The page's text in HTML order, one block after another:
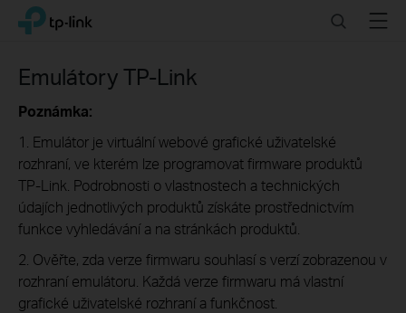
Click
navigation
TP-Link, Reliably Smart SearchMenu
Emulátory TP-Link
Poznámka:
1. Emulátor je virtuální webové grafické uživatelské
rozhraní, ve kterém lze programovat firmware produktů
TP-Link. Podrobnosti o vlastnostech a technických
údajích jednotlivých produktů získáte prostřednictvím
funkce vyhledávání a na stránkách produktů.
2. Ověřte, zda verze firmwaru souhlasí s verzí zobrazenou v
rozhraní emulátoru. Každá verze firmwaru má vlastní
grafické uživatelské rozhraní a funkčnost.